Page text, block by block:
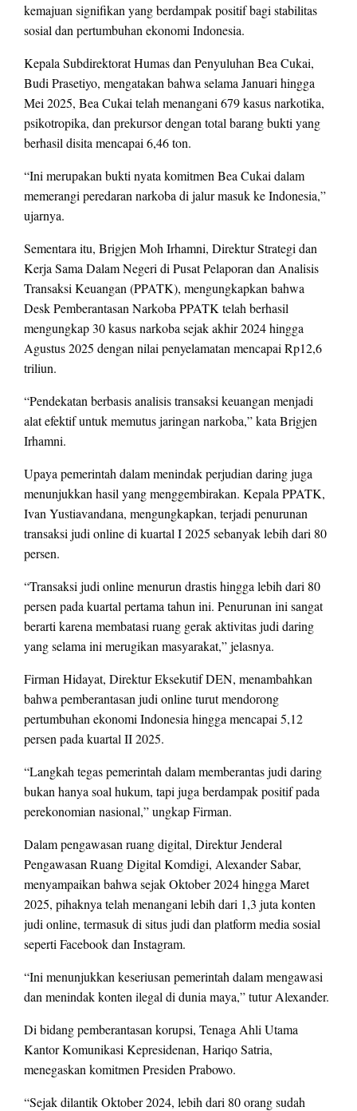
kemajuan signifikan yang berdampak positif bagi stabilitas
sosial dan pertumbuhan ekonomi Indonesia.
Kepala Subdirektorat Humas dan Penyuluhan Bea Cukai,
Budi Prasetiyo, mengatakan bahwa selama Januari hingga
Mei 2025, Bea Cukai telah menangani 679 kasus narkotika,
psikotropika, dan prekursor dengan total barang bukti yang
berhasil disita mencapai 6,46 ton.
“Ini merupakan bukti nyata komitmen Bea Cukai dalam
memerangi peredaran narkoba di jalur masuk ke Indonesia,”
ujarnya.
Sementara itu, Brigjen Moh Irhamni, Direktur Strategi dan
Kerja Sama Dalam Negeri di Pusat Pelaporan dan Analisis
Transaksi Keuangan (PPATK), mengungkapkan bahwa
Desk Pemberantasan Narkoba PPATK telah berhasil
mengungkap 30 kasus narkoba sejak akhir 2024 hingga
Agustus 2025 dengan nilai penyelamatan mencapai Rp12,6
triliun.
“Pendekatan berbasis analisis transaksi keuangan menjadi
alat efektif untuk memutus jaringan narkoba,” kata Brigjen
Irhamni.
Upaya pemerintah dalam menindak perjudian daring juga
menunjukkan hasil yang menggembirakan. Kepala PPATK,
Ivan Yustiavandana, mengungkapkan, terjadi penurunan
transaksi judi online di kuartal I 2025 sebanyak lebih dari 80
persen.
“Transaksi judi online menurun drastis hingga lebih dari 80
persen pada kuartal pertama tahun ini. Penurunan ini sangat
berarti karena membatasi ruang gerak aktivitas judi daring
yang selama ini merugikan masyarakat,” jelasnya.
Firman Hidayat, Direktur Eksekutif DEN, menambahkan
bahwa pemberantasan judi online turut mendorong
pertumbuhan ekonomi Indonesia hingga mencapai 5,12
persen pada kuartal II 2025.
“Langkah tegas pemerintah dalam memberantas judi daring
bukan hanya soal hukum, tapi juga berdampak positif pada
perekonomian nasional,” ungkap Firman.
Dalam pengawasan ruang digital, Direktur Jenderal
Pengawasan Ruang Digital Komdigi, Alexander Sabar,
menyampaikan bahwa sejak Oktober 2024 hingga Maret
2025, pihaknya telah menangani lebih dari 1,3 juta konten
judi online, termasuk di situs judi dan platform media sosial
seperti Facebook dan Instagram.
“Ini menunjukkan keseriusan pemerintah dalam mengawasi
dan menindak konten ilegal di dunia maya,” tutur Alexander.
Di bidang pemberantasan korupsi, Tenaga Ahli Utama
Kantor Komunikasi Kepresidenan, Hariqo Satria,
menegaskan komitmen Presiden Prabowo.
“Sejak dilantik Oktober 2024, lebih dari 80 orang sudah